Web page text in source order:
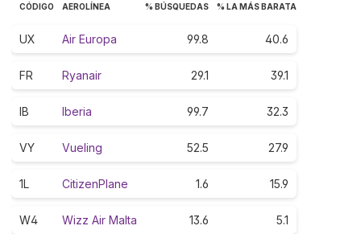
CÓDIGO AEROLÍNEA % BÚSQUEDAS % LA MÁS BARATA
UX Air Europa 99.8 40.6
FR Ryanair 29.1 39.1
IB Iberia 99.7 32.3
VY Vueling 52.5 27.9
1L CitizenPlane 1.6 15.9
W4 Wizz Air Malta 13.6 5.1